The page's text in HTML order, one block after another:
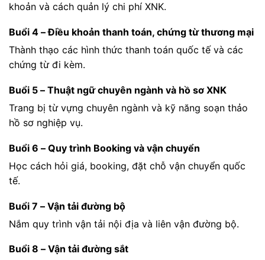
khoản và cách quản lý chi phí XNK.
Buổi 4 – Điều khoản thanh toán, chứng từ thương mại
Thành thạo các hình thức thanh toán quốc tế và các
chứng từ đi kèm.
Buổi 5 – Thuật ngữ chuyên ngành và hồ sơ XNK
Trang bị từ vựng chuyên ngành và kỹ năng soạn thảo
hồ sơ nghiệp vụ.
Buổi 6 – Quy trình Booking và vận chuyển
Học cách hỏi giá, booking, đặt chỗ vận chuyển quốc
tế.
Buổi 7 – Vận tải đường bộ
Nắm quy trình vận tải nội địa và liên vận đường bộ.
Buổi 8 – Vận tải đường sắt